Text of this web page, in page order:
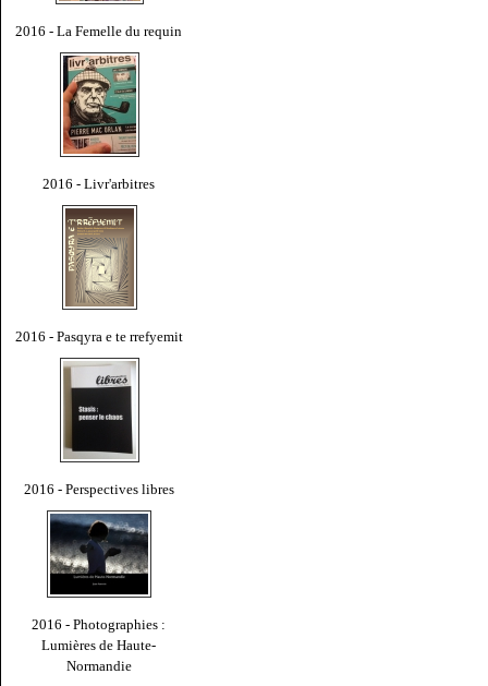
2016 - La Femelle du requin
2016 - Livr'arbitres
2016 - Pasqyra e te rrefyemit
2016 - Perspectives libres
2016 - Photographies :
Lumières de Haute-
Normandie